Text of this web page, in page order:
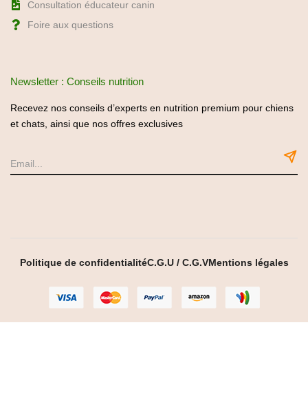
Consultation éducateur canin
Foire aux questions
Newsletter : Conseils nutrition
Recevez nos conseils d’experts en nutrition premium pour chiens
et chats, ainsi que nos offres exclusives
Politique de confidentialitéC.G.U / C.G.VMentions légales